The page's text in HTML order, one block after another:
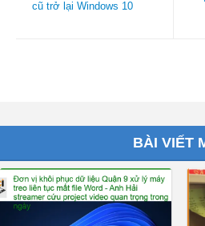
cũ trở lại Windows 10
BÀI VIẾT